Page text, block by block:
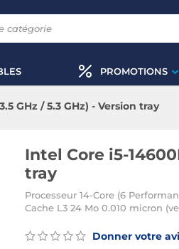
PROMOTIONS
GHz / 5.3 GHz) - Version tray
Intel Core i5-
tray
Processeur 14-Core (6
Cache L3 24 Mo 0.010 micron
Donner votre